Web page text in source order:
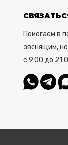
Помогаем в
звонящим,
с 9:00 до